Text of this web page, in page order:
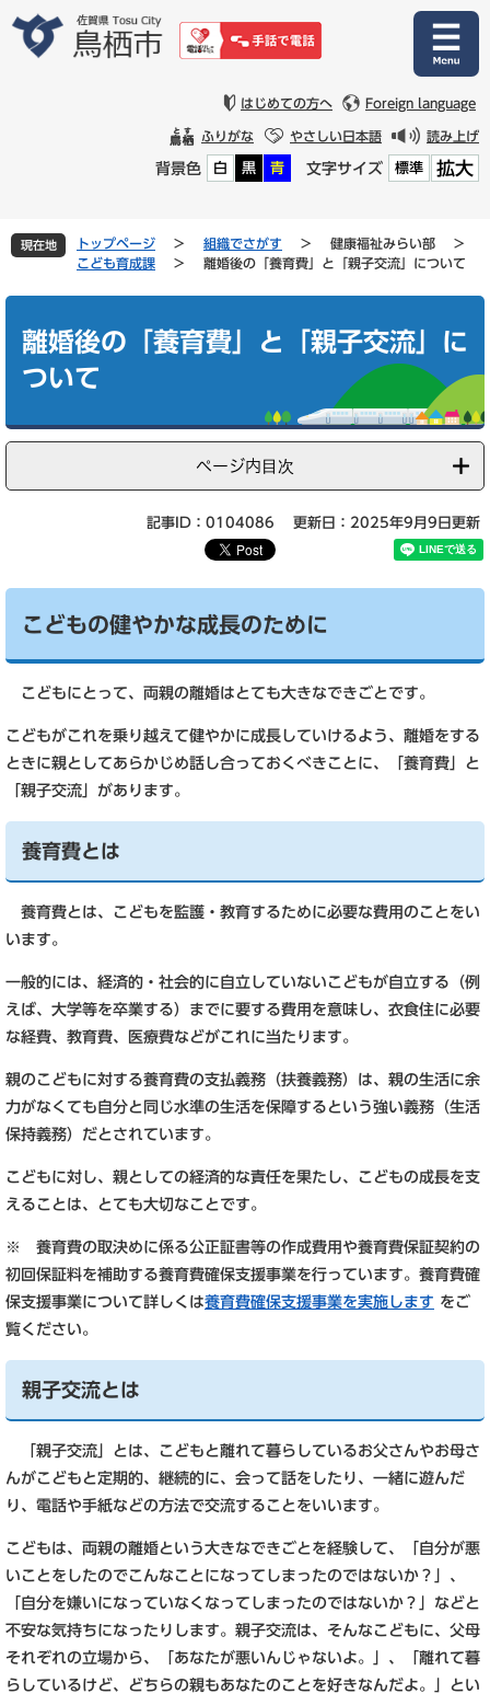
文
はじめての方へ Foreign language
ふりがな やさしい日本語 読み上げ
背景色 白 黒 青 文字サイズ 標準 拡大
現在地 トップページ > 組織でさがす > 健康福祉みらい部
>
こども育成課
> 離婚後の「養育費」と「親子交流」について
離婚後の「養育費」と「親子交流」に
ついて
ページ内目次
記事ID：0104086 更新日：2025年9月9日更新
こどもの健やかな成長のために
こどもにとって、両親の離婚はとても大きなできごとです。
こどもがこれを乗り越えて健やかに成長していけるよう、離婚をする
ときに親としてあらかじめ話し合っておくべきことに、「養育費」と
「親子交流」があります。
養育費とは
養育費とは、こどもを監護・教育するために必要な費用のことをい
います。
一般的には、経済的・社会的に自立していないこどもが自立する（例
えば、大学等を卒業する）までに要する費用を意味し、衣食住に必要
な経費、教育費、医療費などがこれに当たります。
親のこどもに対する養育費の支払義務（扶養義務）は、親の生活に余
力がなくても自分と同じ水準の生活を保障するという強い義務（生活
保持義務）だとされています。
こどもに対し、親としての経済的な責任を果たし、こどもの成長を支
えることは、とても大切なことです。
※ 養育費の取決めに係る公正証書等の作成費用や養育費保証契約の
初回保証料を補助する養育費確保支援事業を行っています。養育費確
保支援事業について詳しくは養育費確保支援事業を実施します をご
覧ください。
親子交流とは
「親子交流」とは、こどもと離れて暮らしているお父さんやお母さ
んがこどもと定期的、継続的に、会って話をしたり、一緒に遊んだ
り、電話や手紙などの方法で交流することをいいます。
こどもは、両親の離婚という大きなできごとを経験して、「自分が悪
いことをしたのでこんなことになってしまったのではないか？」、
「自分を嫌いになっていなくなってしまったのではないか？」などと
不安な気持ちになったりします。親子交流は、そんなこどもに、父母
それぞれの立場から、「あなたが悪いんじゃないよ。」、「離れて暮
らしているけど、どちらの親もあなたのことを好きなんだよ。」とい